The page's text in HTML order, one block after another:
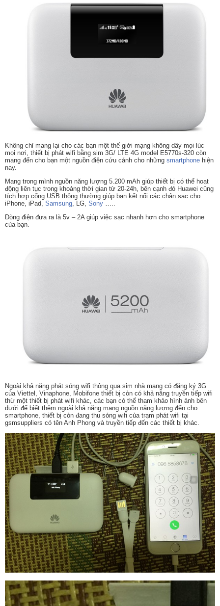
Không chỉ mang lại cho các bạn một thế giới mạng không dây mọi lúc
mọi nơi, thiết bị phát wifi bằng sim 3G/ LTE 4G model E5770s-320 còn
mang đến cho bạn một nguồn điện cứu cánh cho những smartphone hiện
nay.
Mang trong mình nguồn năng lượng 5.200 mAh giúp thiết bị có thể hoạt
động liên tục trong khoảng thời gian từ 20-24h, bên cạnh đó Huawei cũng
tích hợp cổng USB thông thường giúp bạn kết nối các chân sạc cho
iPhone, iPad, Samsung , LG, Sony
Dòng điện đưa ra là 5v – 2A giúp việc sạc nhanh hơn cho smartphone
của bạn.
Ngoài khả năng phát sóng wifi thông qua sim nhà mạng có đăng ký 3G
của Viettel, Vinaphone, Mobifone thiết bị còn có khả năng truyền tiếp wifi
thừ một thiết bị phát wifi khác, các bạn có thể tham khảo hình ảnh bên
dưới để biết thêm ngoài khả năng mang nguồn năng lượng đến cho
smartphone, thiết bị còn đang thu sóng wifi của trạm phát wifi tại
gsmsuppliers có tên Anh Phong và truyền tiếp đến các thiết bị khác.